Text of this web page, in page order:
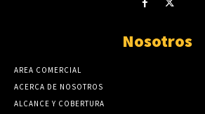
Nosotros
AREA COMERCIAL
ACERCA DE NOSOTROS
ALCANCE Y COBERTURA